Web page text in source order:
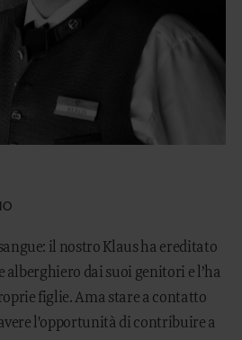
il nostro Klaus ha ereditato
alberghiero dai suoi genitori e l’ha
figlie. Ama stare a contatto
l'opportunità di contribuire a